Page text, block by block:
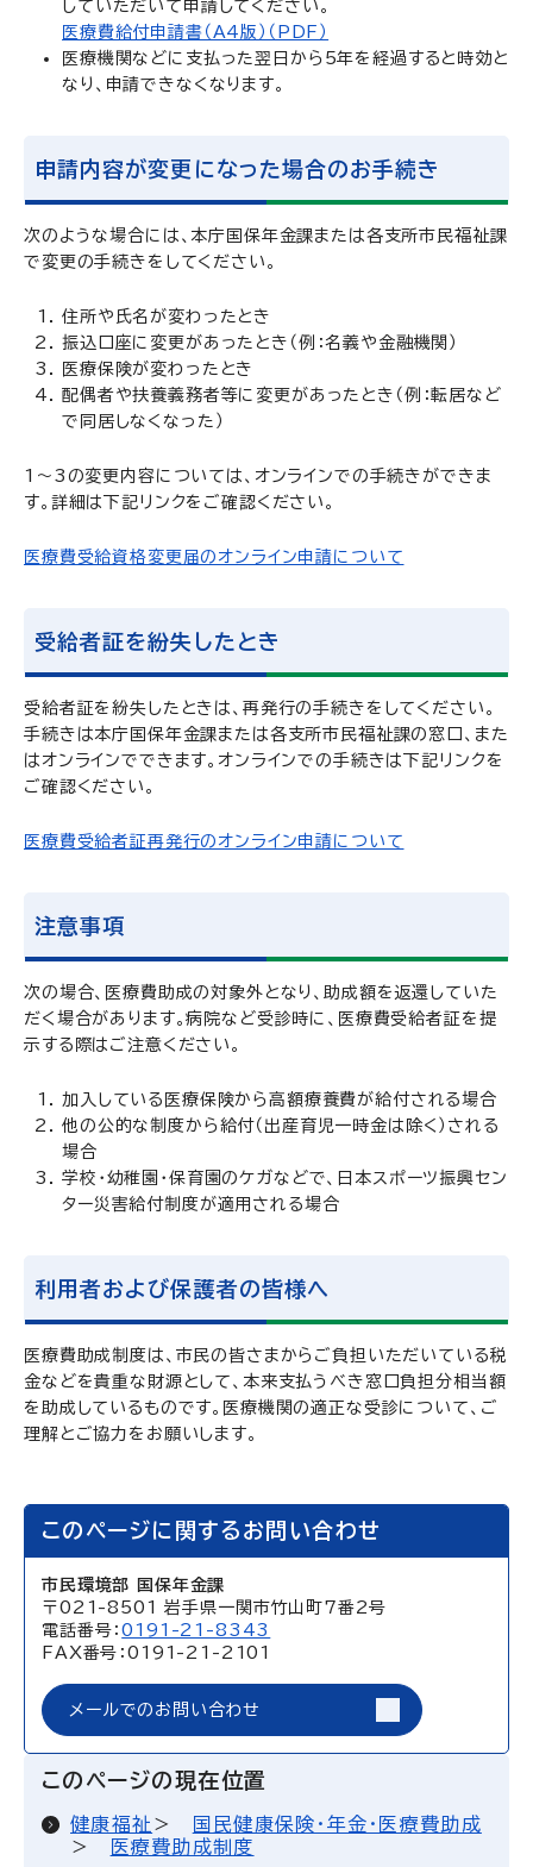
していただいて申請してください。
医療費給付申請書（A4版）（PDF）
医療機関などに支払った翌日から5年を経過すると時効と
なり、申請できなくなります。
申請内容が変更になった場合のお手続き
次のような場合には、本庁国保年金課または各支所市民福祉課
で変更の手続きをしてください。
住所や氏名が変わったとき
振込口座に変更があったとき（例：名義や金融機関）
医療保険が変わったとき
配偶者や扶養義務者等に変更があったとき（例：転居など
で同居しなくなった）
1～3の変更内容については、オンラインでの手続きができま
す。詳細は下記リンクをご確認ください。
医療費受給資格変更届のオンライン申請について
受給者証を紛失したとき
受給者証を紛失したときは、再発行の手続きをしてください。
手続きは本庁国保年金課または各支所市民福祉課の窓口、また
はオンラインでできます。オンラインでの手続きは下記リンクを
ご確認ください。
医療費受給者証再発行のオンライン申請について
注意事項
次の場合、医療費助成の対象外となり、助成額を返還していた
だく場合があります。病院など受診時に、医療費受給者証を提
示する際はご注意ください。
加入している医療保険から高額療養費が給付される場合
他の公的な制度から給付（出産育児一時金は除く）される
場合
学校・幼稚園・保育園のケガなどで、日本スポーツ振興セン
ター災害給付制度が適用される場合
利用者および保護者の皆様へ
医療費助成制度は、市民の皆さまからご負担いただいている税
金などを貴重な財源として、本来支払うべき窓口負担分相当額
を助成しているものです。医療機関の適正な受診について、ご
理解とご協力をお願いします。
このページに関するお問い合わせ
市民環境部 国保年金課
〒021-8501 岩手県一関市竹山町7番2号
電話番号：0191-21-8343
FAX番号：0191-21-2101
メールでのお問い合わせ
このページの現在位置
健康福祉
国民健康保険・年金・医療費助成
医療費助成制度